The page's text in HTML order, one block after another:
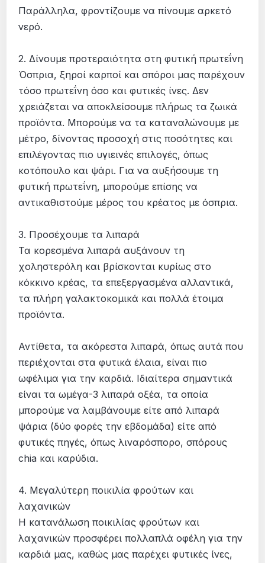
Παράλληλα, φροντίζουμε να πίνουμε αρκετό
νερό.
2. Δίνουμε προτεραιότητα στη φυτική πρωτεΐνη
Όσπρια, ξηροί καρποί και σπόροι μας παρέχουν
τόσο πρωτεΐνη όσο και φυτικές ίνες. Δεν
χρειάζεται να αποκλείσουμε πλήρως τα ζωικά
προϊόντα. Μπορούμε να τα καταναλώνουμε με
μέτρο, δίνοντας προσοχή στις ποσότητες και
επιλέγοντας πιο υγιεινές επιλογές, όπως
κοτόπουλο και ψάρι. Για να αυξήσουμε τη
φυτική πρωτεΐνη, μπορούμε επίσης να
αντικαθιστούμε μέρος του κρέατος με όσπρια.
3. Προσέχουμε τα λιπαρά
Τα κορεσμένα λιπαρά αυξάνουν τη
χοληστερόλη και βρίσκονται κυρίως στο
κόκκινο κρέας, τα επεξεργασμένα αλλαντικά,
τα πλήρη γαλακτοκομικά και πολλά έτοιμα
προϊόντα.
Αντίθετα, τα ακόρεστα λιπαρά, όπως αυτά που
περιέχονται στα φυτικά έλαια, είναι πιο
ωφέλιμα για την καρδιά. Ιδιαίτερα σημαντικά
είναι τα ωμέγα-3 λιπαρά οξέα, τα οποία
μπορούμε να λαμβάνουμε είτε από λιπαρά
ψάρια (δύο φορές την εβδομάδα) είτε από
φυτικές πηγές, όπως λιναρόσπορο, σπόρους
chia και καρύδια.
4. Μεγαλύτερη ποικιλία φρούτων και
λαχανικών
Η κατανάλωση ποικιλίας φρούτων και
λαχανικών προσφέρει πολλαπλά οφέλη για την
καρδιά μας, καθώς μας παρέχει φυτικές ίνες,